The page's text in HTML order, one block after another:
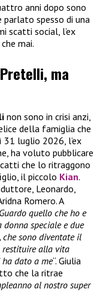
anni dopo sono
parlato spesso di una
scatti social, l’ex
mai.
ma
non sono in crisi anzi,
della famiglia che
31 luglio 2026, l’ex
ha voluto pubblicare
che lo ritraggono
il piccolo Kian.
Leonardo,
Romero. A
quello che ho e
speciale e due
sono diventate il
restituire alla vita
dato a me“. Giulia
che la ritrae
al nostro super